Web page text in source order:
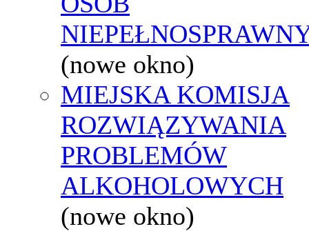
(nowe okno)
MIEJSKA KOMISJA
ROZWIĄZYWANIA
PROBLEMÓW
ALKOHOLOWYCH
(nowe okno)